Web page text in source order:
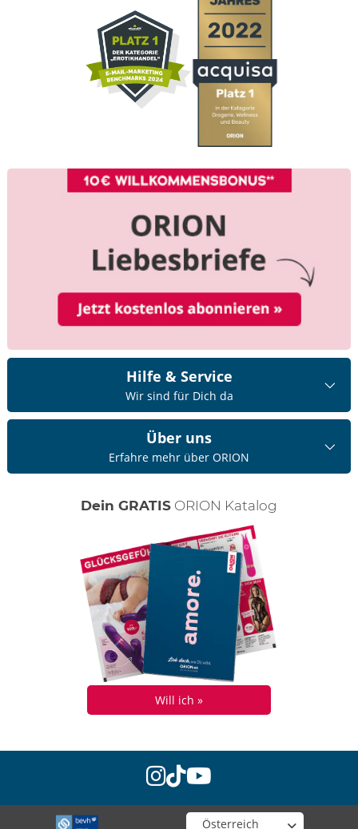
Hilfe & Service
Wir sind für Dich da
Über uns
Erfahre mehr über ORION
Dein GRATIS ORION Katalog
Will ich »
instagram
tiktok
youtube
Wähle deinen Shop